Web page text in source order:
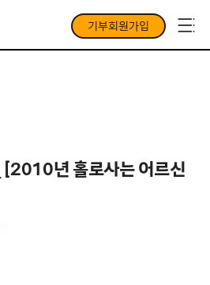
기부회원가입
[2010년 홀로사는 어르신